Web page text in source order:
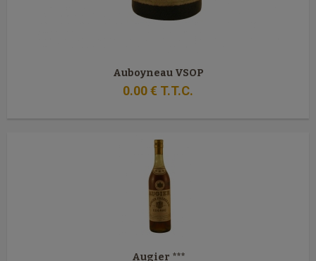
Auboyneau VSOP
0.00€ T.T.C.
Augier ***